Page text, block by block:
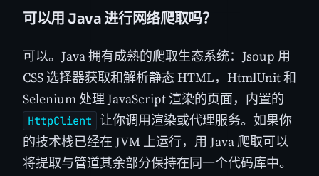
可以用 Java 进行网络爬取吗？
可以。Java 拥有成熟的爬取生态系统：Jsoup 用
CSS 选择器获取和解析静态 HTML，HtmlUnit 和
Selenium 处理 JavaScript 渲染的页面，内置的
HttpClient 让你调用渲染或代理服务。如果你
的技术栈已经在 JVM 上运行，用 Java 爬取可以
将提取与管道其余部分保持在同一个代码库中。